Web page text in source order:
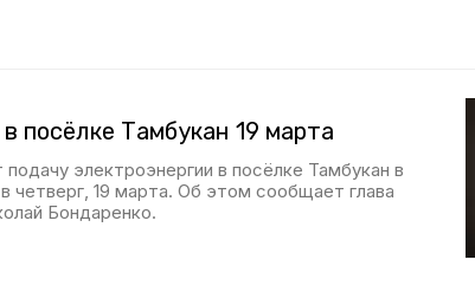
посёлке Тамбукан 19 марта
электроэнергии в посёлке Тамбукан в
четверг, 19 марта. Об этом сообщает глава
Бондаренко.